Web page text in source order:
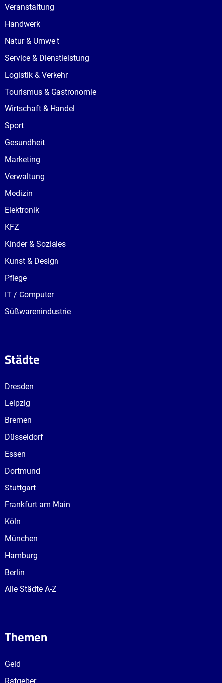
Veranstaltung
Handwerk
Natur & Umwelt
Service & Dienstleistung
Logistik & Verkehr
Tourismus & Gastronomie
Wirtschaft & Handel
Sport
Gesundheit
Marketing
Verwaltung
Medizin
Elektronik
KFZ
Kinder & Soziales
Kunst & Design
Pflege
IT / Computer
Süßwarenindustrie
Städte
Dresden
Leipzig
Bremen
Düsseldorf
Essen
Dortmund
Stuttgart
Frankfurt am Main
Köln
München
Hamburg
Berlin
Alle Städte A-Z
Themen
Geld
Ratgeber